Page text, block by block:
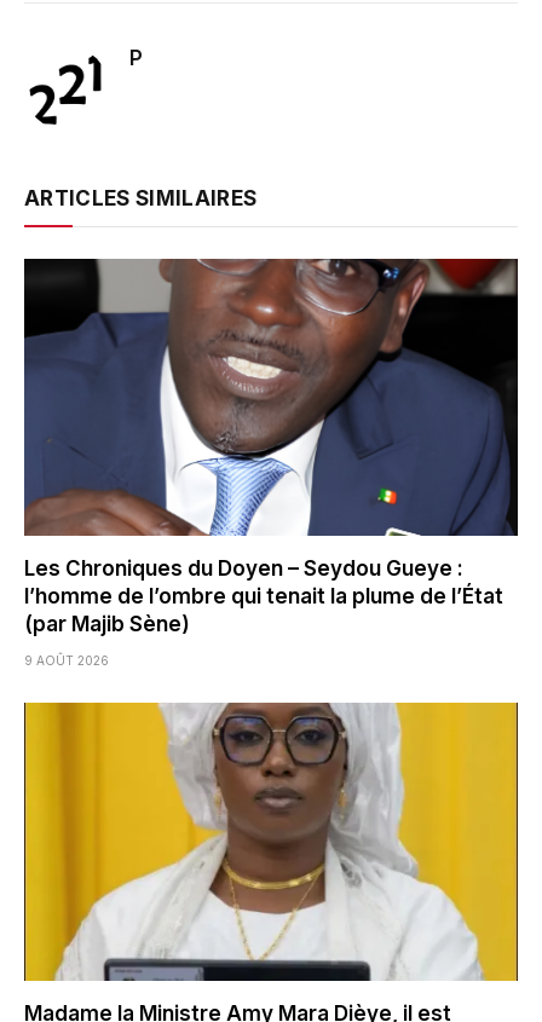
P
ARTICLES SIMILAIRES
Les Chroniques du Doyen – Seydou Gueye :
l’homme de l’ombre qui tenait la plume de l’État
(par Majib Sène)
9 AOÛT 2026
Madame la Ministre Amy Mara Dièye, il est